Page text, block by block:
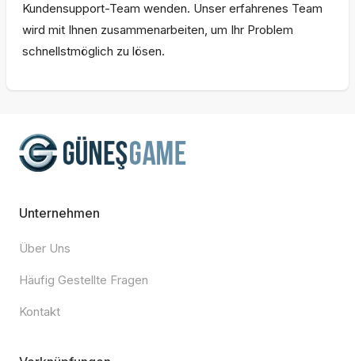
Kundensupport-Team wenden. Unser erfahrenes Team
wird mit Ihnen zusammenarbeiten, um Ihr Problem
schnellstmöglich zu lösen.
Unternehmen
Über Uns
Häufig Gestellte Fragen
Kontakt